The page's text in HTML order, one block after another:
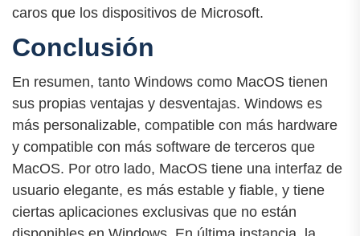
caros que los dispositivos de Microsoft.
Conclusión
En resumen, tanto Windows como MacOS tienen
sus propias ventajas y desventajas. Windows es
más personalizable, compatible con más hardware
y compatible con más software de terceros que
MacOS. Por otro lado, MacOS tiene una interfaz de
usuario elegante, es más estable y fiable, y tiene
ciertas aplicaciones exclusivas que no están